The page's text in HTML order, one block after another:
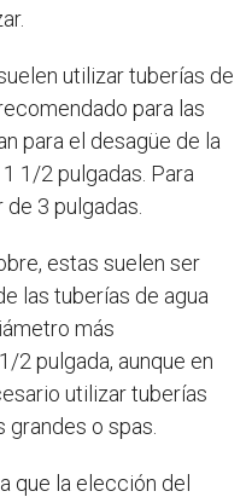
utilizar tuberías de
para las
para el desagüe de la
1/2 pulgadas. Para
3 pulgadas.
estas suelen ser
las tuberías de agua
más
2 pulgada, aunque en
utilizar tuberías
o spas.
que la elección del